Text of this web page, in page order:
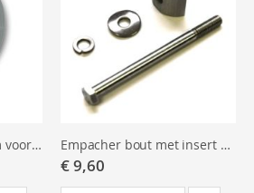
Empacher dolpen-kom voor S/V/X rigger Empacher bout met insert voor S rigger
€ 9,60